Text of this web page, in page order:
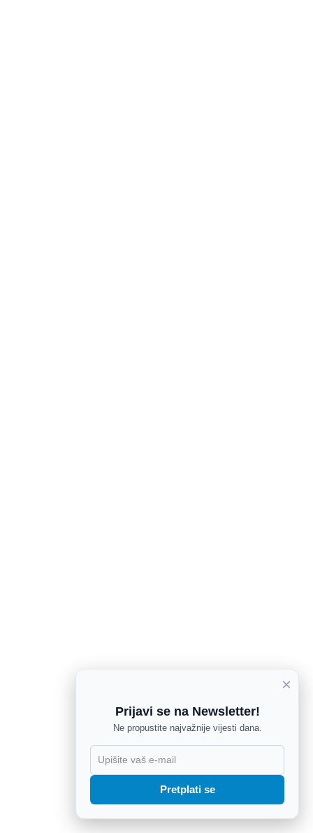
×
Prijavi se na Newsletter!
Ne propustite najvažnije vijesti dana.
Pretplati se